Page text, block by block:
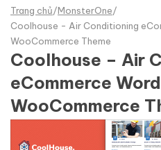
Trang chủ/MonsterOne/
Coolhouse - Air Conditioning
WooCommerce Theme
Coolhouse – Air
eCommerce
WooCommerce